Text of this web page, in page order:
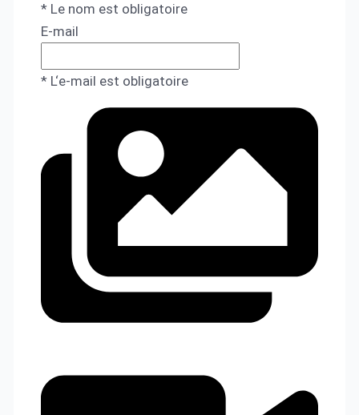
* Le nom est obligatoire
E-mail
* L‘e-mail est obligatoire